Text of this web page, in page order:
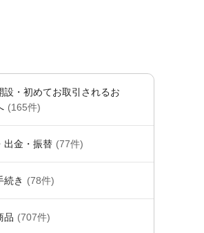
設・初めてお取引されるお
(165件)
出金・振替 (77件)
続き (78件)
品 (707件)